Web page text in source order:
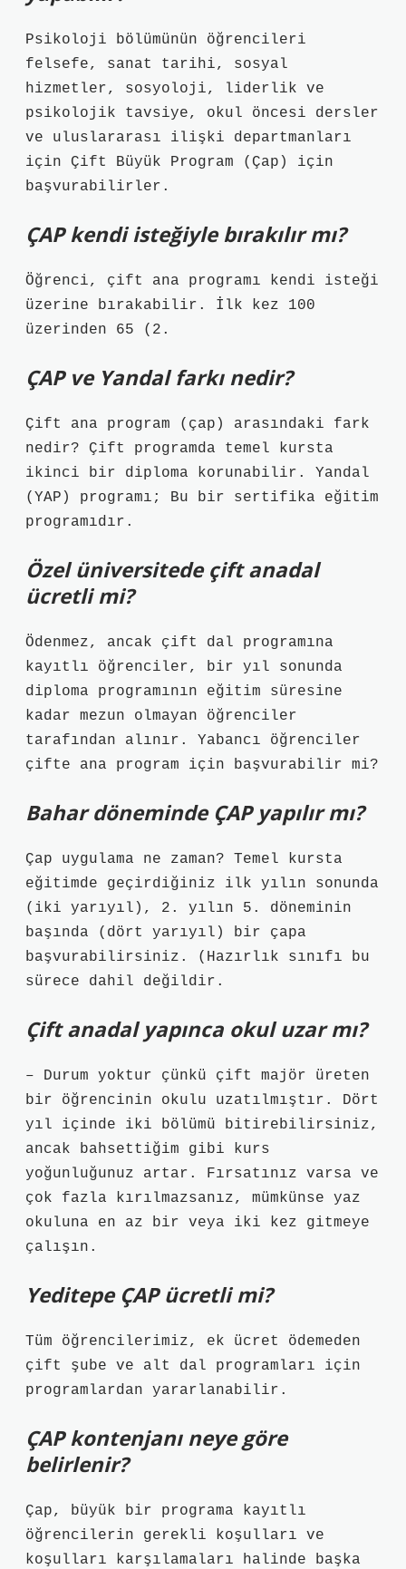
Psikoloji bölümünün öğrencileri
felsefe, sanat tarihi, sosyal
hizmetler, sosyoloji, liderlik ve
psikolojik tavsiye, okul öncesi dersler
ve uluslararası ilişki departmanları
için Çift Büyük Program (Çap) için
başvurabilirler.
ÇAP kendi isteğiyle bırakılır mı?
Öğrenci, çift ana programı kendi isteği
üzerine bırakabilir. İlk kez 100
üzerinden 65 (2.
ÇAP ve Yandal farkı nedir?
Çift ana program (çap) arasındaki fark
nedir? Çift programda temel kursta
ikinci bir diploma korunabilir. Yandal
(YAP) programı; Bu bir sertifika eğitim
programıdır.
Özel üniversitede çift anadal
ücretli mi?
Ödenmez, ancak çift dal programına
kayıtlı öğrenciler, bir yıl sonunda
diploma programının eğitim süresine
kadar mezun olmayan öğrenciler
tarafından alınır. Yabancı öğrenciler
çifte ana program için başvurabilir mi?
Bahar döneminde ÇAP yapılır mı?
Çap uygulama ne zaman? Temel kursta
eğitimde geçirdiğiniz ilk yılın sonunda
(iki yarıyıl), 2. yılın 5. döneminin
başında (dört yarıyıl) bir çapa
başvurabilirsiniz. (Hazırlık sınıfı bu
sürece dahil değildir.
Çift anadal yapınca okul uzar mı?
– Durum yoktur çünkü çift majör üreten
bir öğrencinin okulu uzatılmıştır. Dört
yıl içinde iki bölümü bitirebilirsiniz,
ancak bahsettiğim gibi kurs
yoğunluğunuz artar. Fırsatınız varsa ve
çok fazla kırılmazsanız, mümkünse yaz
okuluna en az bir veya iki kez gitmeye
çalışın.
Yeditepe ÇAP ücretli mi?
Tüm öğrencilerimiz, ek ücret ödemeden
çift şube ve alt dal programları için
programlardan yararlanabilir.
ÇAP kontenjanı neye göre
belirlenir?
Çap, büyük bir programa kayıtlı
öğrencilerin gerekli koşulları ve
koşulları karşılamaları halinde başka